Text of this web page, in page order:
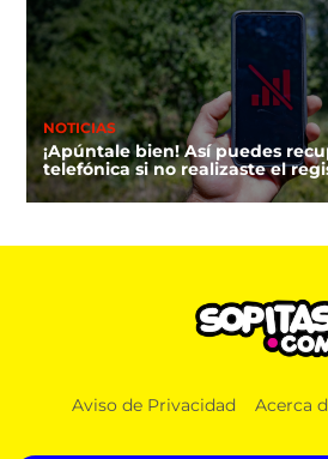
NOTICIAS
¡Apúntale bien! Así puedes
telefónica si no realizaste el
Aviso de Privacidad Acerca